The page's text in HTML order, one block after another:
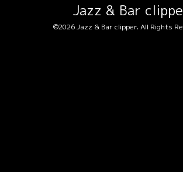
Jazz & Bar
©2026Jazz & Bar clipper. All Rights